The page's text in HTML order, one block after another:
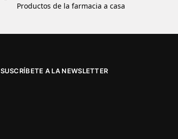
Productos de la farmacia a casa
SUSCRÍBETE A LA NEWSLETTER